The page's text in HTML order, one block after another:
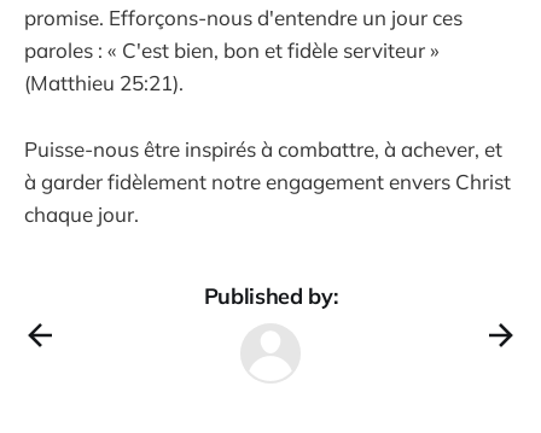
promise. Efforçons-nous d'entendre un jour ces
paroles : « C'est bien, bon et fidèle serviteur »
(Matthieu 25:21).
Puisse-nous être inspirés à combattre, à achever, et
à garder fidèlement notre engagement envers Christ
chaque jour.
Published by: